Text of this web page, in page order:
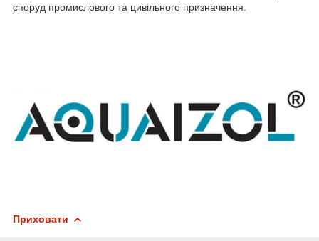
споруд промислового та цивільного призначення.
Приховати